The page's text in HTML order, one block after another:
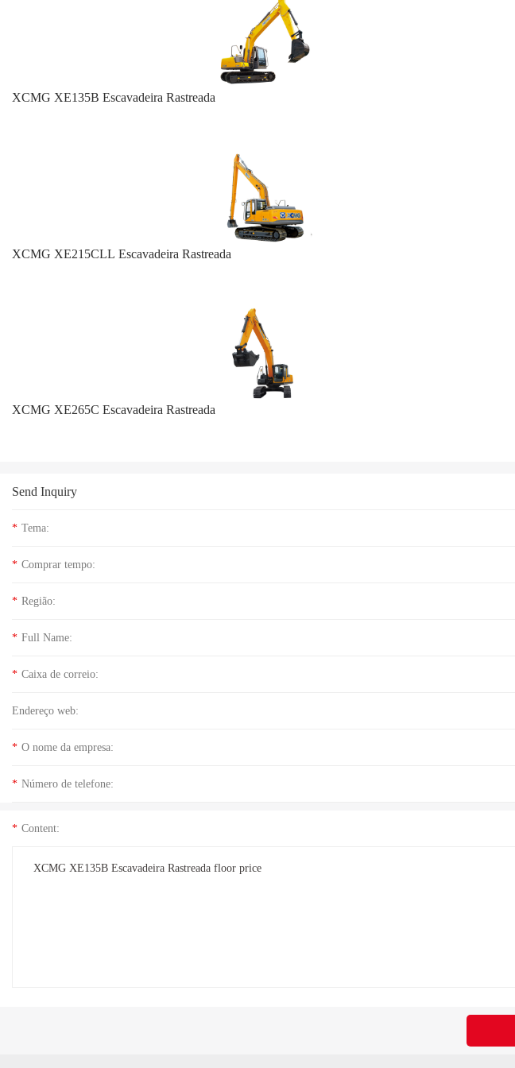
XCMG XE135B Escavadeira Rastreada
XCMG XE215CLL Escavadeira Rastreada
XCMG XE265C Escavadeira Rastreada
Send Inquiry
* Tema:
* Comprar tempo:
* Região:
* Full Name:
* Caixa de correio:
Endereço web:
* O nome da empresa:
* Número de telefone:
* Content: